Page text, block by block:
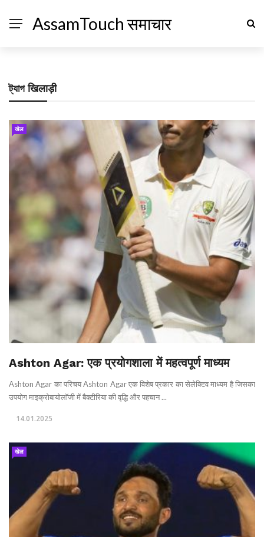
AssamTouch समाचार
ট্যাগखिलाड़ी
खेल
Ashton Agar: एक प्रयोगशाला में महत्वपूर्ण माध्यम
Ashton Agar का परिचय Ashton Agar एक विशेष प्रकार का सेलेक्टिव माध्यम है जिसका
उपयोग माइक्रोबायोलॉजी में बैक्टीरिया की वृद्धि और पहचान ...
14.01.2025
खेल